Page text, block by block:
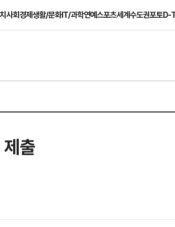
사회경제생활/문화IT/과학연예스포츠세계수도권포토D-
출